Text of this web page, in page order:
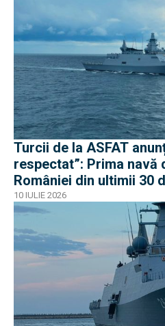
Turcii de la ASFAT
respectat”: Prima navă
României din ultimii 30
10 IULIE 2026